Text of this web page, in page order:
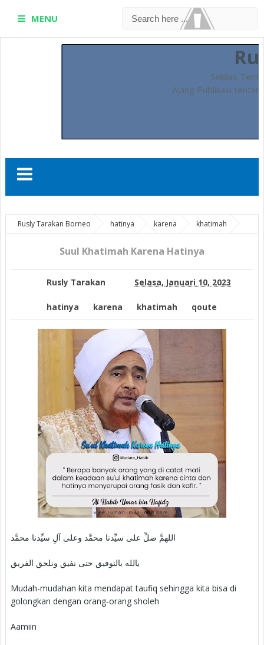
MENU
Sekilas
Ajang Publikasi
Rusly Tarakan Borneo hatinya karena
khatimah
qoute
Suul Khatimah Karena Hatinya
Suul Khatimah Karena Hatinya
Rusly Tarakan Selasa, Januari 10, 2023
hatinya karena khatimah qoute
اللهمَّ صلِّ على سيِّدنا محمَّد وعلى آلِ سيِّدنا محمَّد
يالله بالتوفيق حتى نفيق ونلحق الفريق
Mudah-mudahan kita mendapat taufiq sehingga kita bisa di
golongkan dengan orang-orang sholeh
Aamiin